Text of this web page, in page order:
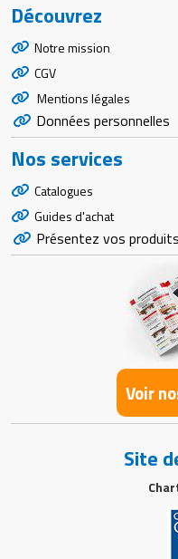
Découvrez
Notre mission
CGV
Mentions légales
Données personnelles
Nos services
Catalogues
Guides d'achat
Présentez vos produits
Voir
Site